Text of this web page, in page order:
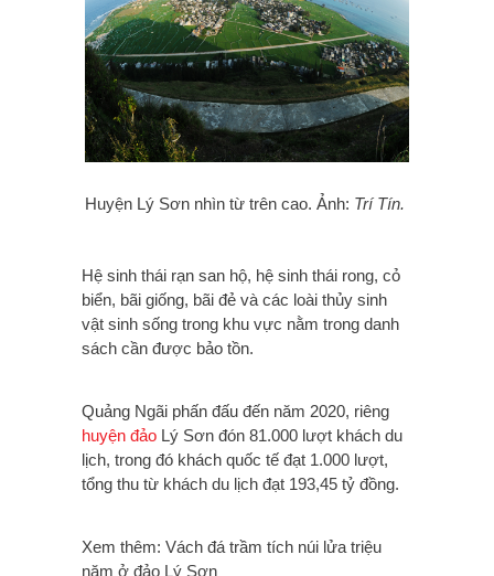
Huyện Lý Sơn nhìn từ trên cao. Ảnh: Trí Tín.
Hệ sinh thái rạn san hộ, hệ sinh thái rong, cỏ
biển, bãi giống, bãi đẻ và các loài thủy sinh
vật sinh sống trong khu vực nằm trong danh
sách cần được bảo tồn.
Quảng Ngãi phấn đấu đến năm 2020, riêng
huyện đảo Lý Sơn đón 81.000 lượt khách du
lịch, trong đó khách quốc tế đạt 1.000 lượt,
tổng thu từ khách du lịch đạt 193,45 tỷ đồng.
Xem thêm: Vách đá trầm tích núi lửa triệu
năm ở đảo Lý Sơn